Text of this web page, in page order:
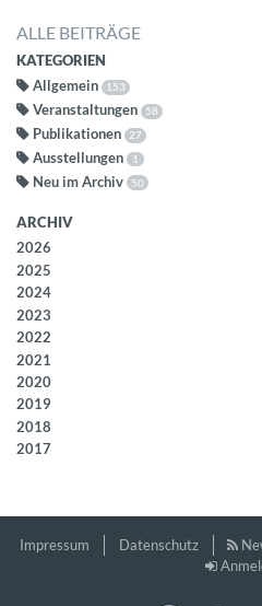
ALLE BEITRÄGE
KATEGORIEN
Allgemein 153
Veranstaltungen 58
Publikationen 27
Ausstellungen 1
Neu im Archiv 50
ARCHIV
2026
2025
2024
2023
2022
2021
2020
2019
2018
2017
Impressum Datenschutz